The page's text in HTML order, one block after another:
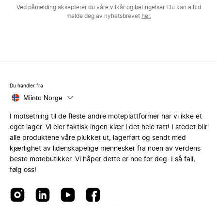
Ved påmelding aksepterer du våre vilkår og betingelser. Du kan alltid
melde deg av nyhetsbrevet her.
Du handler fra
Miinto Norge
I motsetning til de fleste andre moteplattformer har vi ikke et
eget lager. Vi eier faktisk ingen klær i det hele tatt! I stedet blir
alle produktene våre plukket ut, lagerført og sendt med
kjærlighet av lidenskapelige mennesker fra noen av verdens
beste motebutikker. Vi håper dette er noe for deg. I så fall,
følg oss!